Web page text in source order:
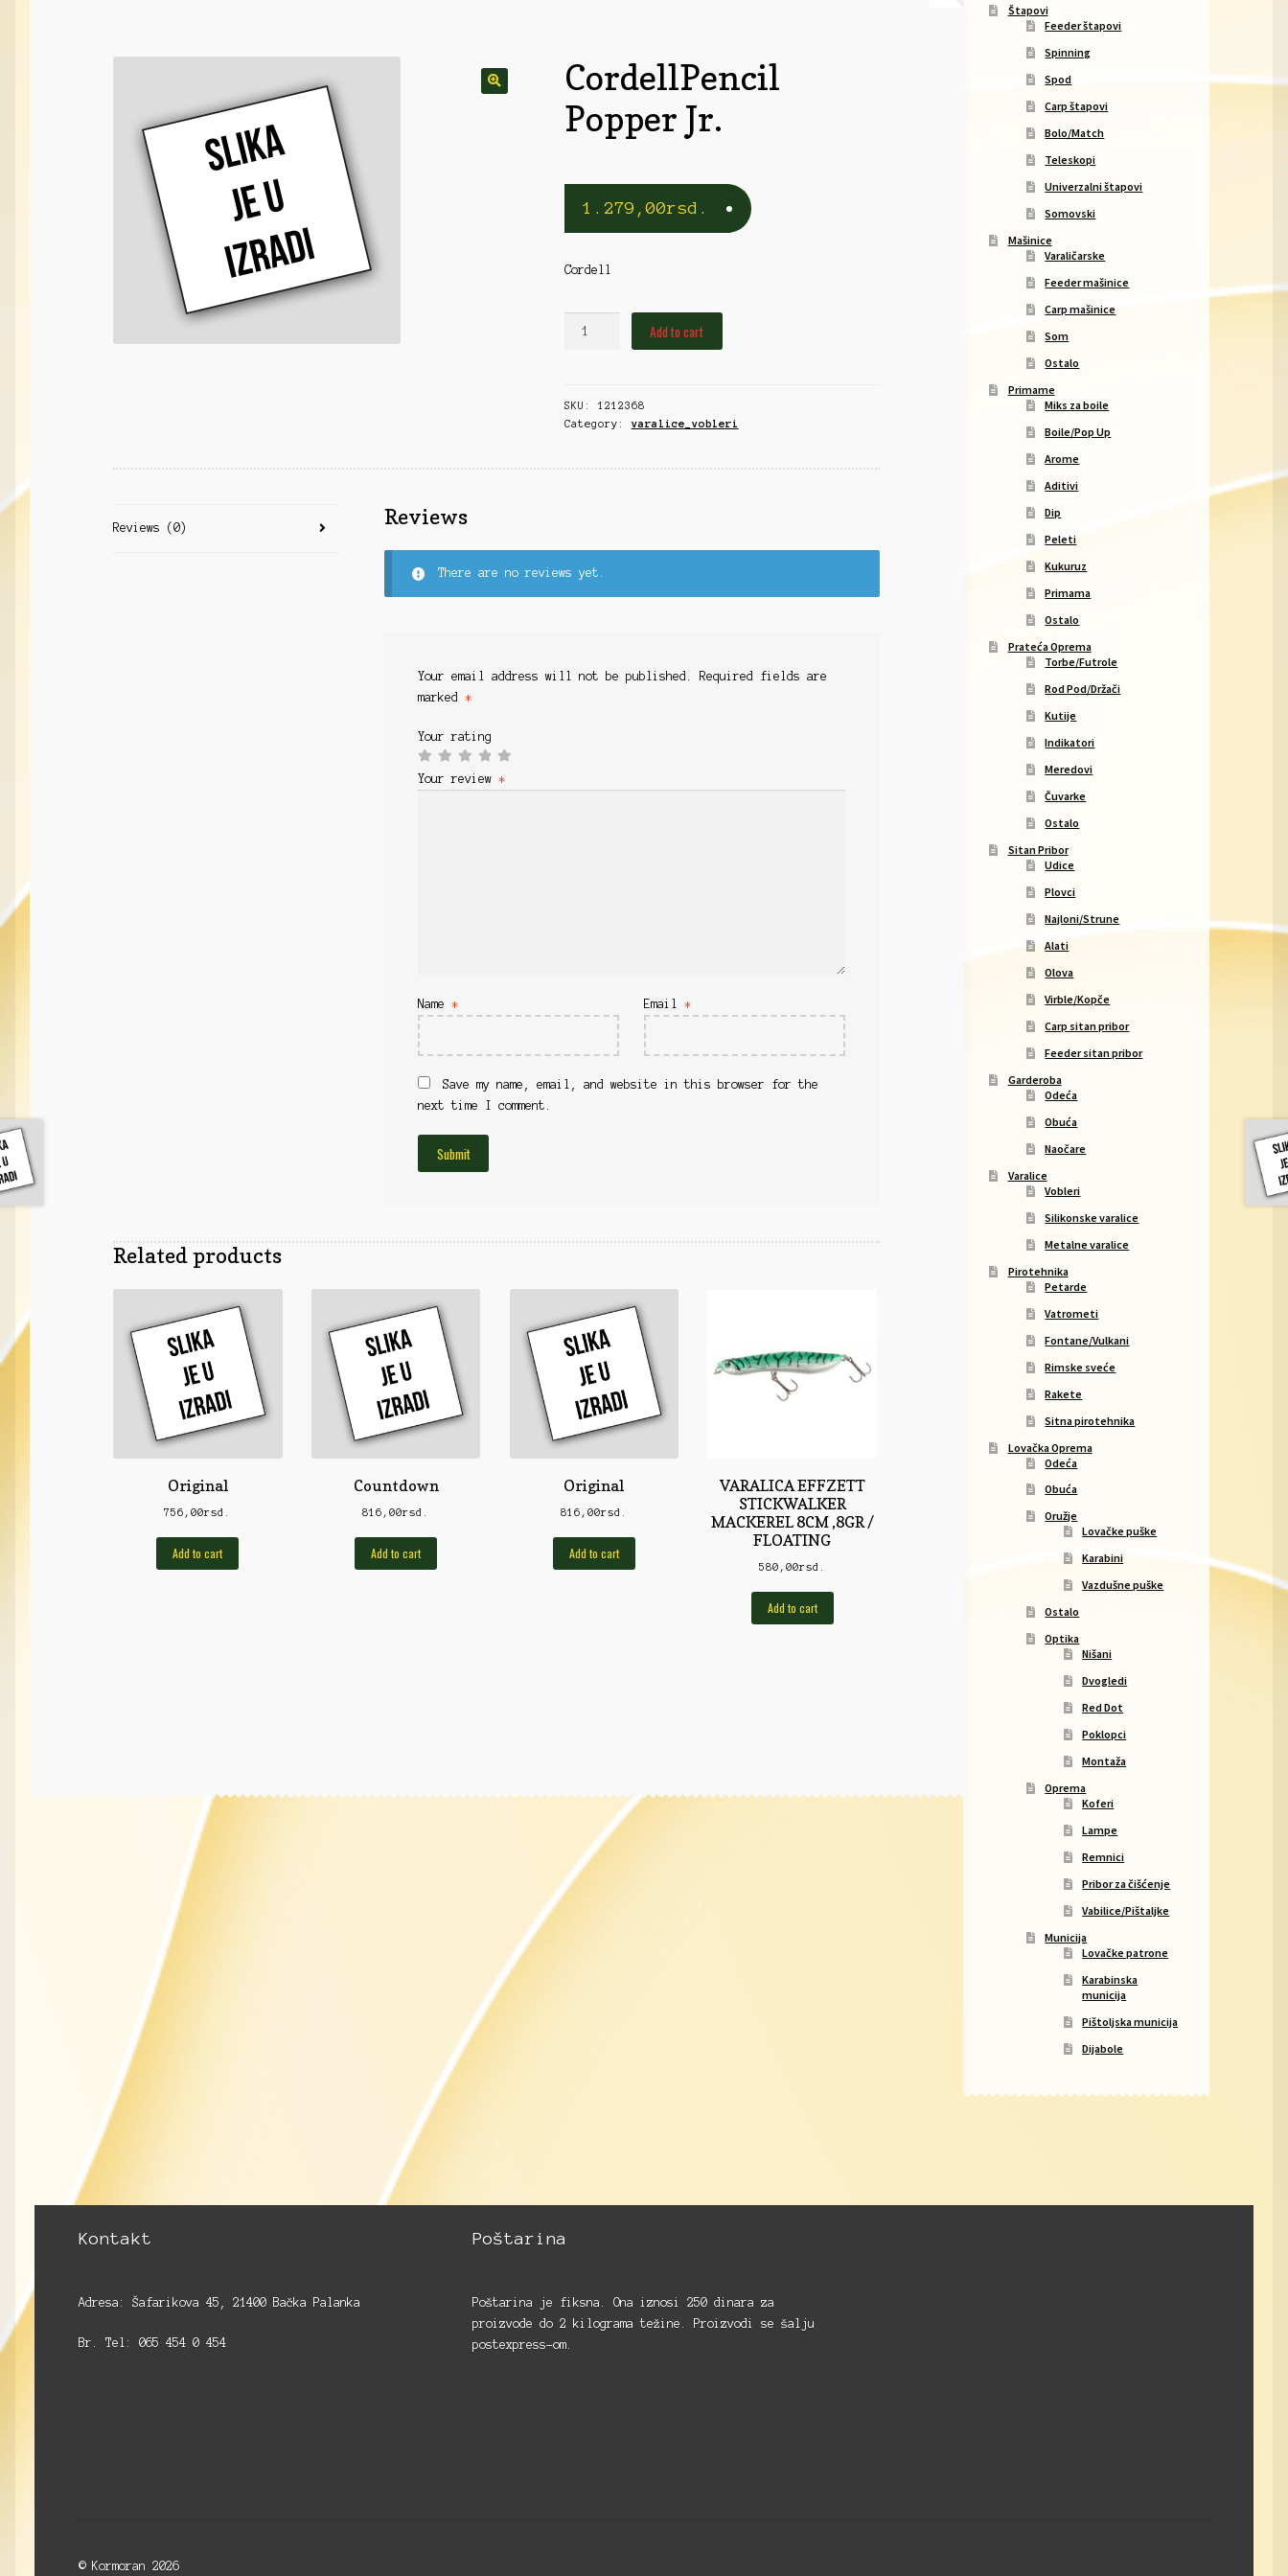
CordellPencil
Popper Jr.
1.279,00rsd.
Cordell
Add to cart
SKU:1212368
Category: varalice_vobleri
Reviews (0) Reviews
There are no reviews yet.
Your email address will not be published.
Required fields are
marked*
Your rating
Your review*
Name* Email*
Save my name, email, and website in this browser for the
next time I comment.
Related products
Original
756,00rsd.
Add to cart
Countdown
816,00rsd.
Add to cart
Original
816,00rsd.
Add to cart
VARALICA EFFZETT
STICKWALKER
MACKEREL 8CM ,8GR /
FLOATING
580,00rsd.
Add to cart
Štapovi
Feeder štapovi
Spinning
Spod
Carp štapovi
Bolo/Match
Teleskopi
Univerzalni štapovi
Somovski
Mašinice
Varaličarske
Feeder mašinice
Carp mašinice
Som
Ostalo
Primame
Miks za boile
Boile/Pop Up
Arome
Aditivi
Dip
Peleti
Kukuruz
Primama
Ostalo
Prateća Oprema
Torbe/Futrole
Rod Pod/Držači
Kutije
Indikatori
Meredovi
Čuvarke
Ostalo
Sitan Pribor
Udice
Plovci
Najloni/Strune
Alati
Olova
Virble/Kopče
Carp sitan pribor
Feeder sitan pribor
Garderoba
Odeća
Obuća
Naočare
Varalice
Vobleri
Silikonske varalice
Metalne varalice
Pirotehnika
Petarde
Vatrometi
Fontane/Vulkani
Rimske sveće
Rakete
Sitna pirotehnika
Lovačka Oprema
Odeća
Obuća
Oružje
Lovačke puške
Karabini
Vazdušne puške
Ostalo
Optika
Nišani
Dvogledi
Red Dot
Poklopci
Montaža
Oprema
Koferi
Lampe
Remnici
Pribor za čišćenje
Vabilice/Pištaljke
Municija
Lovačke patrone
Karabinska
municija
Pištoljska municija
Dijabole
Kontakt
Adresa: Šafarikova 45, 21400 Bačka Palanka
Br. Tel: 065 454 0 454
Poštarina
Poštarina je fiksna. Ona iznosi 250 dinara za
proizvode do 2 kilograma težine. Proizvodi se šalju
postexpress-om.
© Kormoran 2026